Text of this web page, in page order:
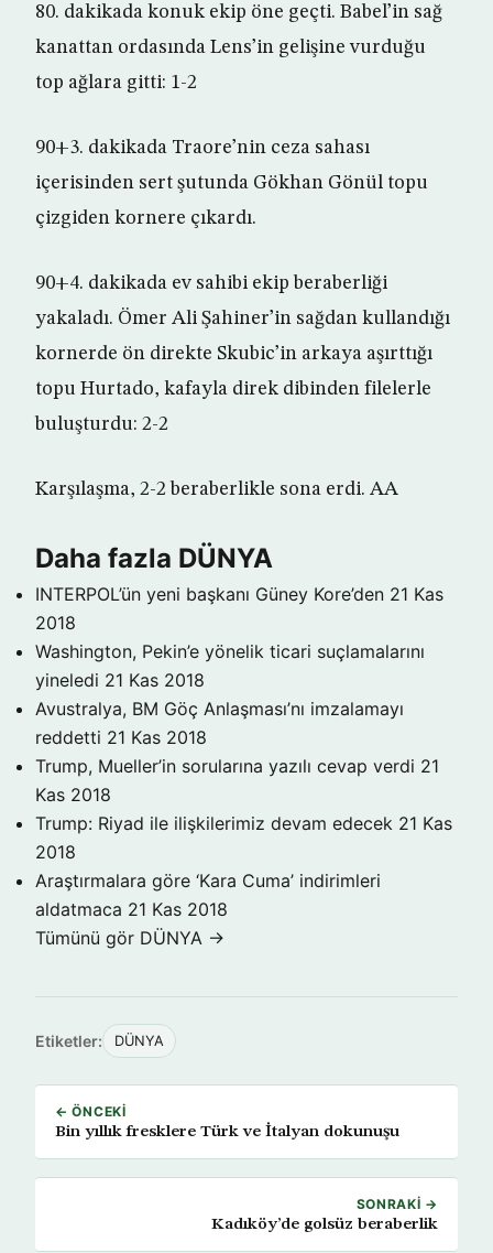
80. dakikada konuk ekip öne geçti. Babel’in sağ
kanattan ordasında Lens’in gelişine vurduğu
top ağlara gitti: 1-2
90+3. dakikada Traore’nin ceza sahası
içerisinden sert şutunda Gökhan Gönül topu
çizgiden kornere çıkardı.
90+4. dakikada ev sahibi ekip beraberliği
yakaladı. Ömer Ali Şahiner’in sağdan kullandığı
kornerde ön direkte Skubic’in arkaya aşırttığı
topu Hurtado, kafayla direk dibinden filelerle
buluşturdu: 2-2
Karşılaşma, 2-2 beraberlikle sona erdi. AA
Daha fazla DÜNYA
INTERPOL’ün yeni başkanı Güney Kore’den 21 Kas
2018
Washington, Pekin’e yönelik ticari suçlamalarını
yineledi 21 Kas 2018
Avustralya, BM Göç Anlaşması’nı imzalamayı
reddetti 21 Kas 2018
Trump, Mueller’in sorularına yazılı cevap verdi 21
Kas 2018
Trump: Riyad ile ilişkilerimiz devam edecek 21 Kas
2018
Araştırmalara göre ‘Kara Cuma’ indirimleri
aldatmaca 21 Kas 2018
Tümünü gör DÜNYA →
Etiketler: DÜNYA
← ÖNCEKI
Bin yıllık fresklere Türk ve İtalyan dokunuşu
SONRAKI →
Kadıköy’de golsüz beraberlik